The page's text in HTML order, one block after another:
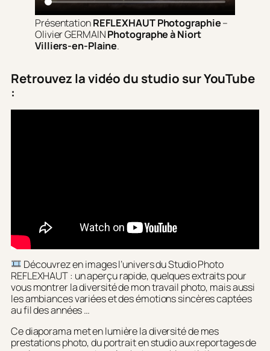
PrésentationREFLEXHAUT Photographie–
Olivier GERMAINPhotographe à Niort
Villiers-en-Plaine.
Retrouvez la vidéo du studio sur YouTube
:
Découvrez en images l’univers du Studio Photo
REFLEXHAUT : un aperçu rapide, quelques extraits pour
vous montrer la diversité de mon travail photo, mais aussi
les ambiances variées et des émotions sincères captées
au fil des années …
Ce diaporama met en lumière la diversité de mes
prestations photo, du portrait en studio aux reportages de